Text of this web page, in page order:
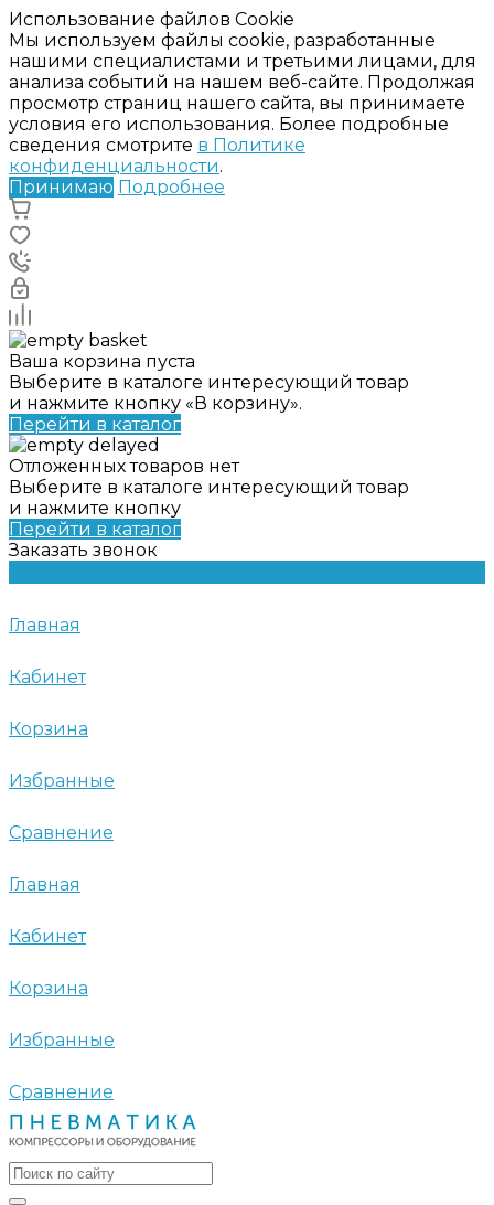
Использование файлов Cookie
Мы используем файлы cookie, разработанные
нашими специалистами и третьими лицами, для
анализа событий на нашем веб-сайте. Продолжая
просмотр страниц нашего сайта, вы принимаете
условия его использования. Более подробные
сведения смотрите в Политике
конфиденциальности.
Принимаю Подробнее
Ваша корзина пуста
Выберите в каталоге интересующий товар
и нажмите кнопку «В корзину».
Перейти в каталог
Отложенных товаров нет
Выберите в каталоге интересующий товар
и нажмите кнопку
Перейти в каталог
Заказать звонок
Главная
Кабинет
Корзина
Избранные
Сравнение
Главная
Кабинет
Корзина
Избранные
Сравнение